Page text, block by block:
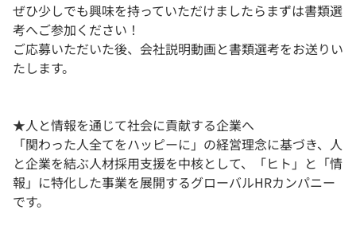
ぜひ少しでも興味を持っていただけましたらまずは書類選
考へご参加ください！
ご応募いただいた後、会社説明動画と書類選考をお送りい
たします。
★人と情報を通じて社会に貢献する企業へ
「関わった人全てをハッピーに」の経営理念に基づき、人
と企業を結ぶ人材採用支援を中核として、「ヒト」と「情
報」に特化した事業を展開するグローバルHRカンパニー
です。